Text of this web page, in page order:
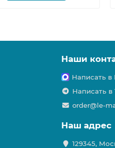
Наши
Написать в
Написать в
order@le-
Наш адрес
129345,